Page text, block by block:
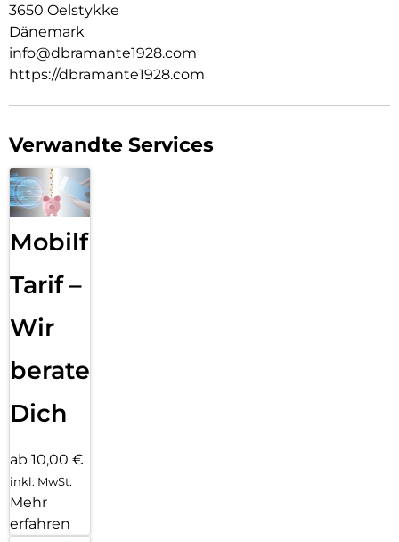
3650 Oelstykke
Dänemark
info@dbramante1928.com
https://dbramante1928.com
Verwandte Services
Mobilfunk
Tarif –
Wir
beraten
Dich
ab 10,00 €
inkl. MwSt.
Mehr
erfahren